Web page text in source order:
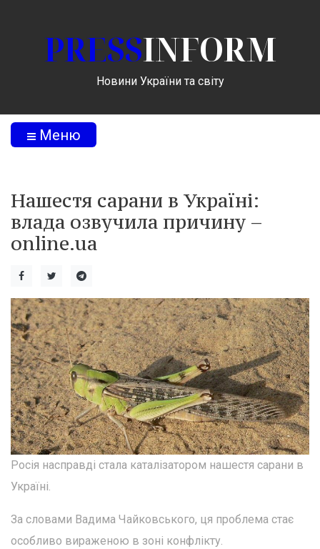
PRESSINFORM
Новини України та світу
Меню
Нашестя сарани в Україні:
влада озвучила причину –
online.ua
Росія насправді стала каталізатором нашестя сарани в
Україні.
За словами Вадима Чайковського, ця проблема стає
особливо вираженою в зоні конфлікту.